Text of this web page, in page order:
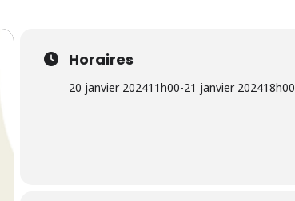
Horaires
20 janvier 202411h00-21 janvier 202418h00